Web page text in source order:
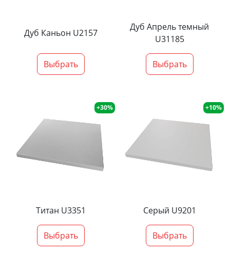
Дуб Каньон U2157
Выбрать
Дуб Апрель темный
U31185
Выбрать
+30%
Титан U3351
Выбрать
+10%
Серый U9201
Выбрать